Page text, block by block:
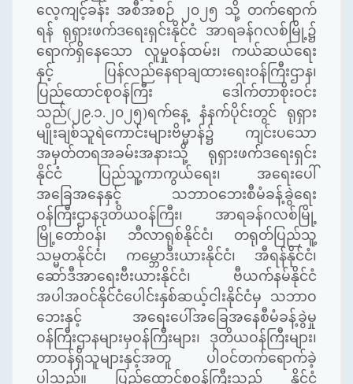
လေ့ကျင့်ခန်း အစီအစဉ် ၂၀၂၅ သို့ တက်ရောက်
ရန် ရုရှားဖက်ဒရေးရှင်းနိုင်ငံ အာရခန်ဂလစ်မြို့၌
ရောက်ရှိနေသော လူမှုဝန်ထမ်း၊ ကယ်ဆယ်ရေး
နှင့် ပြန်လည်နေရာချထားရေးဝန်ကြီးဌာန၊
ပြည်ထောင်စုဝန်ကြီး ဒေါက်တာစိုးဝင်း
သည်(၂၉.၁.၂၀၂၅)ရက်နေ့ နံနက်ပိုင်းတွင် ရုရှား
မျိုးချစ်သူရဲကောင်းများဗိမ္မာန်၌ ကျင်းပသော
အမှတ်တရအခမ်းအနားသို့ ရုရှားဖက်ဒရေးရှင်း
နိုင်ငံ ပြည်သူ့ကာကွယ်ရေး၊ အရေးပေါ်
အခြေအနေနှင့် သဘာဝဘေးစီမံခန့်ခွဲရေး
ဝန်ကြီးဌာနဒုတိယဝန်ကြီး၊ အာရခန်ဂလစ်မြို့
မြို့တော်ဝန်၊ ဘီလာရုစ်နိုင်ငံ၊ တရုတ်ပြည်သူ့
သမ္မတနိုင်ငံ၊ ကမ္ဘောဒီးယားနိုင်ငံ၊ အီရန်နိုင်ငံ၊
ဆော်ဒီအာရေးဗီးယားနိုင်ငံ၊ ဗီယက်နမ်နိုင်ငံ
အပါအဝင်နိုင်ငံပေါင်းနှစ်ဆယ့်ငါးနိုင်ငံမှ သဘာဝ
ဘေးနှင့် အရေးပေါ်အခြေအနေစီမံခန့်ခွဲမှု
ဝန်ကြီးဌာနများမှဝန်ကြီးများ၊ ဒုတိယဝန်ကြီးများ၊
တာဝန်ရှိသူများနှင့်အတူ ပါဝင်တက်ရောက်ခဲ့
ပါသည်။ ပြည်ထောင်စုဝန်ကြီးသည် နိုင်ငံ